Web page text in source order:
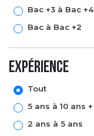
Bac +3 à Bac +4
Bac à Bac +2
expérience
Tout
5 ans à 10 ans +
2 ans à 5 ans